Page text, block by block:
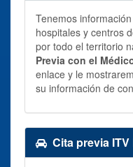
Tenemos
hospitales y centros
por todo el territorio
Previa con el
enlace y le
su información de
Cita previa